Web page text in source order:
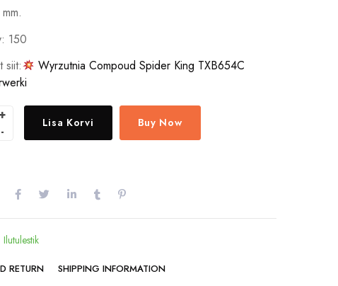
150
siit:
Wyrzutnia Compoud Spider King TXB654C
Lisa Korvi Buy Now
Ilutulestik
RETURN
SHIPPING INFORMATION